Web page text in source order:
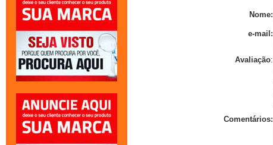
Nome:
e-mail:
Avaliação:
Comentários: